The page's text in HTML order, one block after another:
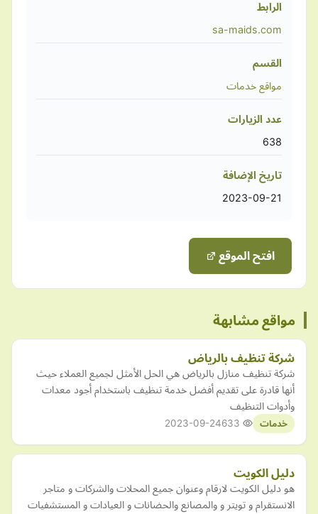
الرابط
sa-maids.com
القسم
مواقع خدمات
عدد الزيارات
638
تاريخ الإضافة
2023-09-21
افتح الموقع
مواقع مشابهة
شركة تنظيف بالرياض
شركة تنظيف منازل بالرياض هي الحل الأمثل لجميع العملاء حيث
أنها قادرة على تقديم أفضل خدمة تنظيف باستخدام أجود معدات
وأدوات التنظيف
خدمات 2023-09-24
دليل الكويت
هو دليل الكويت لارقام وعنوان جميع المحلات والشركات و متاجر
الانستقرام و تويتر و والمصانع والحضانات و العيادات و المستشفيات